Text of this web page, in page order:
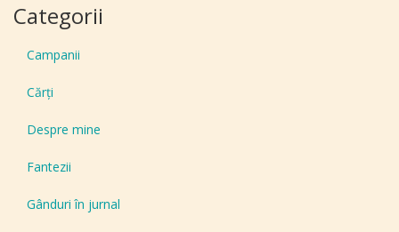
Categorii
Campanii
Cărți
Despre mine
Fantezii
Gânduri în jurnal